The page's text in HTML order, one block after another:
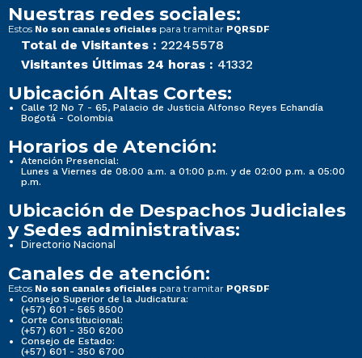
Nuestras redes sociales:
Estos No son canales oficiales para tramitar PQRSDF
Total de Visitantes : 22245578
Visitantes Últimas 24 horas : 41332
Ubicación Altas Cortes:
Calle 12 No 7 - 65, Palacio de Justicia Alfonso Reyes Echandía
Bogotá - Colombia
Horarios de Atención:
Atención Presencial:
Lunes a Viernes de 08:00 a.m. a 01:00 p.m. y de 02:00 p.m. a 05:00
p.m.
Ubicación de Despachos Judiciales
y Sedes administrativas:
Directorio Nacional
Canales de atención:
Estos No son canales oficiales para tramitar PQRSDF
Consejo Superior de la Judicatura:
(+57) 601 - 565 8500
Corte Constitucional:
(+57) 601 - 350 6200
Consejo de Estado:
(+57) 601 - 350 6700